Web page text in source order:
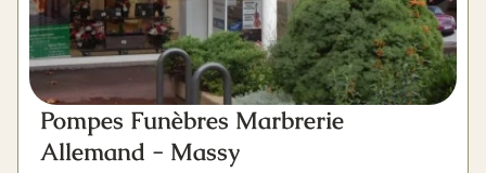
Pompes Funèbres Marbrerie
Allemand - Massy